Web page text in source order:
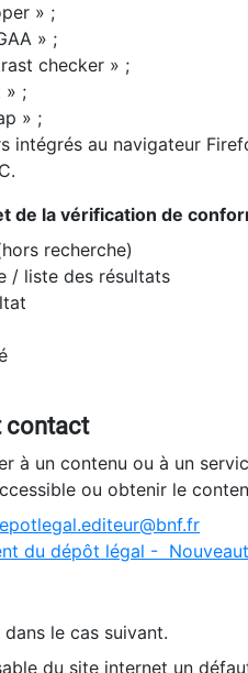
» ;
» ;
checker » ;
» ;
» ;
intégrés au navigateur
de la vérification de
recherche)
/ liste des résultats
contact
à un contenu ou à un
ou obtenir le
du dépôt légal -
le cas suivant.
du site internet un